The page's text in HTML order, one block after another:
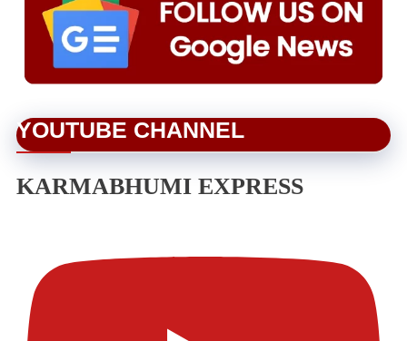
YOUTUBE CHANNEL
KARMABHUMI EXPRESS